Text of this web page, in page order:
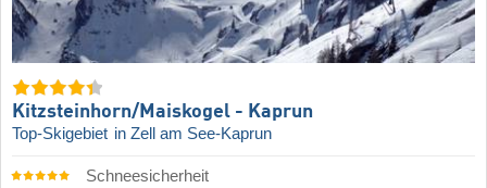
Kitzsteinhorn/​Maiskogel - Kaprun
Top-Skigebiet in Zell am See-Kaprun
Schneesicherheit